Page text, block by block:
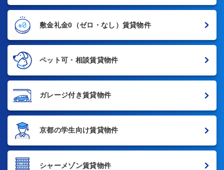
敷金礼金0 （ゼロ・なし）賃貸物件
ペット可・相談賃貸物件
ガレージ付き賃貸物件
京都の学生向け賃貸物件
シャーメゾン賃貸物件